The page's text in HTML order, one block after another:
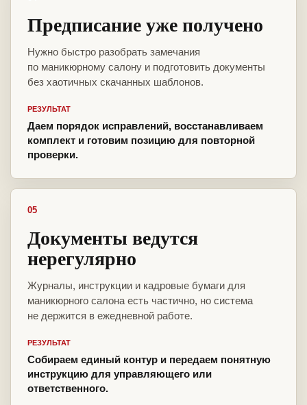
Предписание уже получено
Нужно быстро разобрать замечания
по маникюрному салону и подготовить документы
без хаотичных скачанных шаблонов.
РЕЗУЛЬТАТ
Даем порядок исправлений, восстанавливаем
комплект и готовим позицию для повторной
проверки.
05
Документы ведутся
нерегулярно
Журналы, инструкции и кадровые бумаги для
маникюрного салона есть частично, но система
не держится в ежедневной работе.
РЕЗУЛЬТАТ
Собираем единый контур и передаем понятную
инструкцию для управляющего или
ответственного.